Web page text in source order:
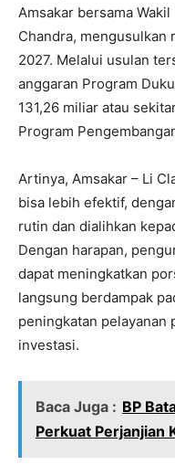
Amsakar bersama
Chandra, mengusulkan
2027. Melalui usulan
anggaran Program
131,26 miliar atau
Program
Artinya, Amsakar – Li
bisa lebih efektif,
rutin dan dialihkan
Dengan harapan,
dapat meningkatkan
langsung berdampak
peningkatan pelayanan
investasi.
Baca Juga : BP
Perkuat Perjanjian